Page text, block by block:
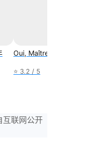
Oui, Maîtresse
⭐ 3.2 / 5
互联网公开